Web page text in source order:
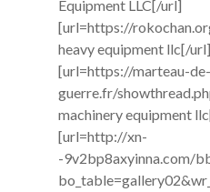
Equipment LLC[/url]
[url=https://
heavy equipment llc[/url]
[url=https://marteau-de-
guerre.fr/
machinery equipment
[url=http://xn-
-9v2bp8axyinna.com/